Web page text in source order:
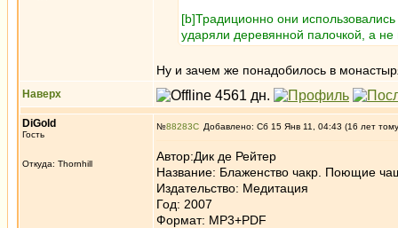
[b]Традиционно они
ударяли деревянной палочкой, а
Ну и зачем же понадобилось в
Наверх
DiGold
Гость
Откуда: Thornhill
№88283 Добавлено: Сб 15 Янв 11, 04:43 (16 лет
Автор:Дик де Рейтер
Название: Блаженство чакр. Поющие
Издательство: Медитация
Год: 2007
Формат: МР3+PDF